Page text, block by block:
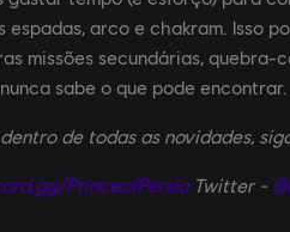
espadas, arco e chakram. Isso
missões secundárias,
sabe o que pode encontrar.
de todas as novidades,
PrinceofPersiaTwitter -